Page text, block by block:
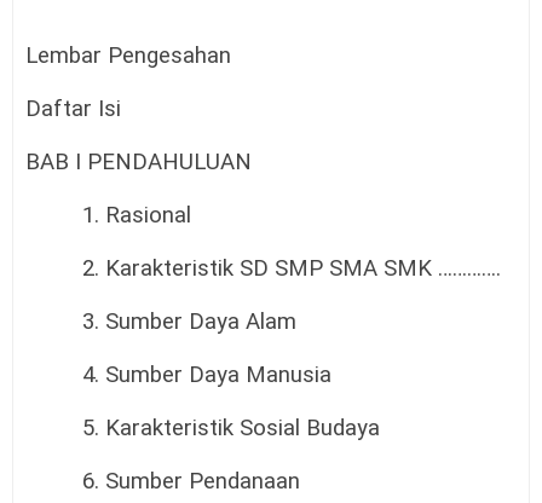
Lembar Pengesahan
Daftar Isi
BAB I PENDAHULUAN
1. Rasional
2. Karakteristik SD SMP SMA SMK ………….
3. Sumber Daya Alam
4. Sumber Daya Manusia
5. Karakteristik Sosial Budaya
6. Sumber Pendanaan